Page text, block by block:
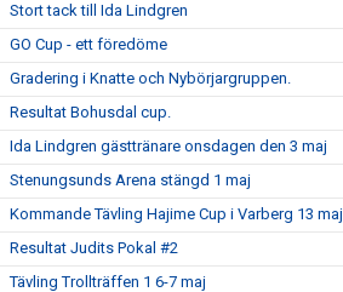
Stort tack till Ida Lindgren
GO Cup - ett föredöme
Gradering i Knatte och Nybörjargruppen.
Resultat Bohusdal cup.
Ida Lindgren gästtränare onsdagen den 3 maj
Stenungsunds Arena stängd 1 maj
Kommande Tävling Hajime Cup i Varberg 13 maj
Resultat Judits Pokal #2
Tävling Trollträffen 1 6-7 maj